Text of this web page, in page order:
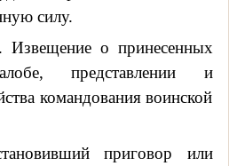
силу.
Извещение о принесенных
представлении и
командования воинской
приговор или